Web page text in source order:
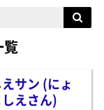
覧
サン (にょ
えさん)